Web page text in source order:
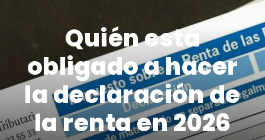
Quién está
obligado a hacer
la declaración de
la renta en 2026